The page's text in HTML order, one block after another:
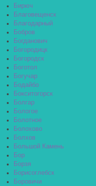
Бирюч
Благовещенск
Благодарный
Бобров
Богданович
Богородицк
Богородск
Боготол
Богучар
Бодайбо
Бокситогорск
Болгар
Бологое
Болотное
Болохово
Болхов
Большой Камень
Бор
Борзя
Борисоглебск
Боровичи